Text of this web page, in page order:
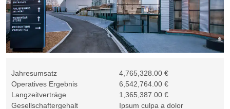
Jahresumsatz
4,765,328.00 €
Operatives Ergebnis
6,542,764.00 €
Langzeitverträge
1,365,387.00 €
Gesellschaftergehalt
Ipsum culpa a dolor